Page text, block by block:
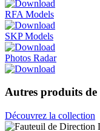
RFA Models
SKP Models
Photos Radar
Autres produits
Découvrez la collection